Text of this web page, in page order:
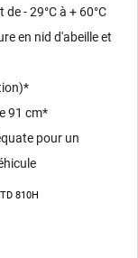
- 29°C à + 60°C
en nid d'abeille et
91 cm*
pour un
810H